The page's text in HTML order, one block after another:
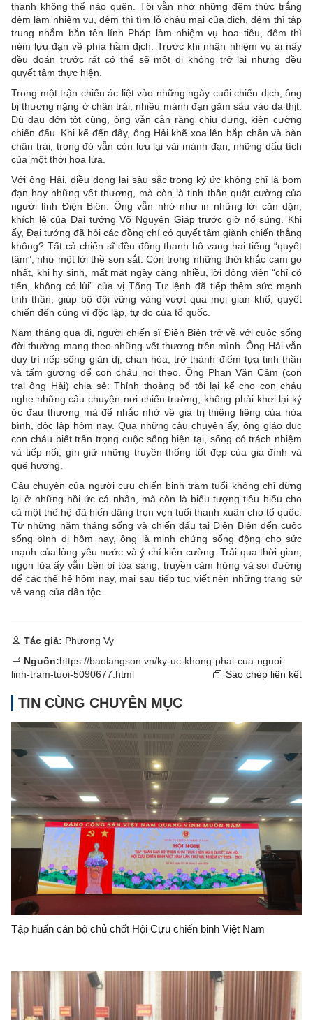
thanh không thể nào quên. Tôi vẫn nhớ những đêm thức trắng
đêm làm nhiệm vụ, đêm thì tìm lỗ châu mai của địch, đêm thì tập
trung nhắm bắn tên lính Pháp làm nhiệm vụ hoa tiêu, đêm thì
ném lựu đạn về phía hầm địch. Trước khi nhận nhiệm vụ ai nấy
đều đoán trước rất có thể sẽ một đi không trở lại nhưng đều
quyết tâm thực hiện.
Trong một trận chiến ác liệt vào những ngày cuối chiến dịch, ông
bị thương nặng ở chân trái, nhiều mảnh đạn găm sâu vào da thịt.
Dù đau đớn tột cùng, ông vẫn cắn răng chịu đựng, kiên cường
chiến đấu. Khi kể đến đây, ông Hải khẽ xoa lên bắp chân và bàn
chân trái, trong đó vẫn còn lưu lại vài mảnh đạn, những dấu tích
của một thời hoa lửa.
Với ông Hải, điều đọng lại sâu sắc trong ký ức không chỉ là bom
đạn hay những vết thương, mà còn là tinh thần quật cường của
người lính Điện Biên. Ông vẫn nhớ như in những lời căn dặn,
khích lệ của Đại tướng Võ Nguyên Giáp trước giờ nổ súng. Khi
ấy, Đại tướng đã hỏi các đồng chí có quyết tâm giành chiến thắng
không? Tất cả chiến sĩ đều đồng thanh hô vang hai tiếng “quyết
tâm”, như một lời thề son sắt. Còn trong những thời khắc cam go
nhất, khi hy sinh, mất mát ngày càng nhiều, lời động viên “chỉ có
tiến, không có lùi” của vị Tổng Tư lệnh đã tiếp thêm sức mạnh
tinh thần, giúp bộ đội vững vàng vượt qua mọi gian khổ, quyết
chiến đến cùng vì độc lập, tự do của tổ quốc.
Năm tháng qua đi, người chiến sĩ Điện Biên trở về với cuộc sống
đời thường mang theo những vết thương trên mình. Ông Hải vẫn
duy trì nếp sống giản dị, chan hòa, trở thành điểm tựa tinh thần
và tấm gương để con cháu noi theo. Ông Phan Văn Cảm (con
trai ông Hải) chia sẻ: Thỉnh thoảng bố tôi lại kể cho con cháu
nghe những câu chuyện nơi chiến trường, không phải khơi lại ký
ức đau thương mà để nhắc nhở về giá trị thiêng liêng của hòa
bình, độc lập hôm nay. Qua những câu chuyện ấy, ông giáo dục
con cháu biết trân trọng cuộc sống hiện tại, sống có trách nhiệm
và tiếp nối, gìn giữ những truyền thống tốt đẹp của gia đình và
quê hương.
Câu chuyện của người cựu chiến binh trăm tuổi không chỉ dừng
lại ở những hồi ức cá nhân, mà còn là biểu tượng tiêu biểu cho
cả một thế hệ đã hiến dâng trọn vẹn tuổi thanh xuân cho tổ quốc.
Từ những năm tháng sống và chiến đấu tại Điện Biên đến cuộc
sống bình dị hôm nay, ông là minh chứng sống động cho sức
mạnh của lòng yêu nước và ý chí kiên cường. Trải qua thời gian,
ngọn lửa ấy vẫn bền bỉ tỏa sáng, truyền cảm hứng và soi đường
để các thế hệ hôm nay, mai sau tiếp tục viết nên những trang sử
vẻ vang của dân tộc.
Tác giả: Phương Vy
Nguồn:https://baolangson.vn/ky-uc-khong-phai-cua-nguoi-
linh-tram-tuoi-5090677.html
Sao chép liên kết
TIN CÙNG CHUYÊN MỤC
Tập huấn cán bộ chủ chốt Hội Cựu chiến binh Việt Nam